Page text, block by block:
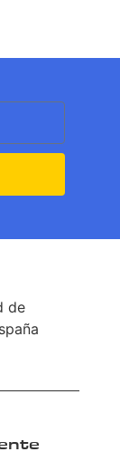
de